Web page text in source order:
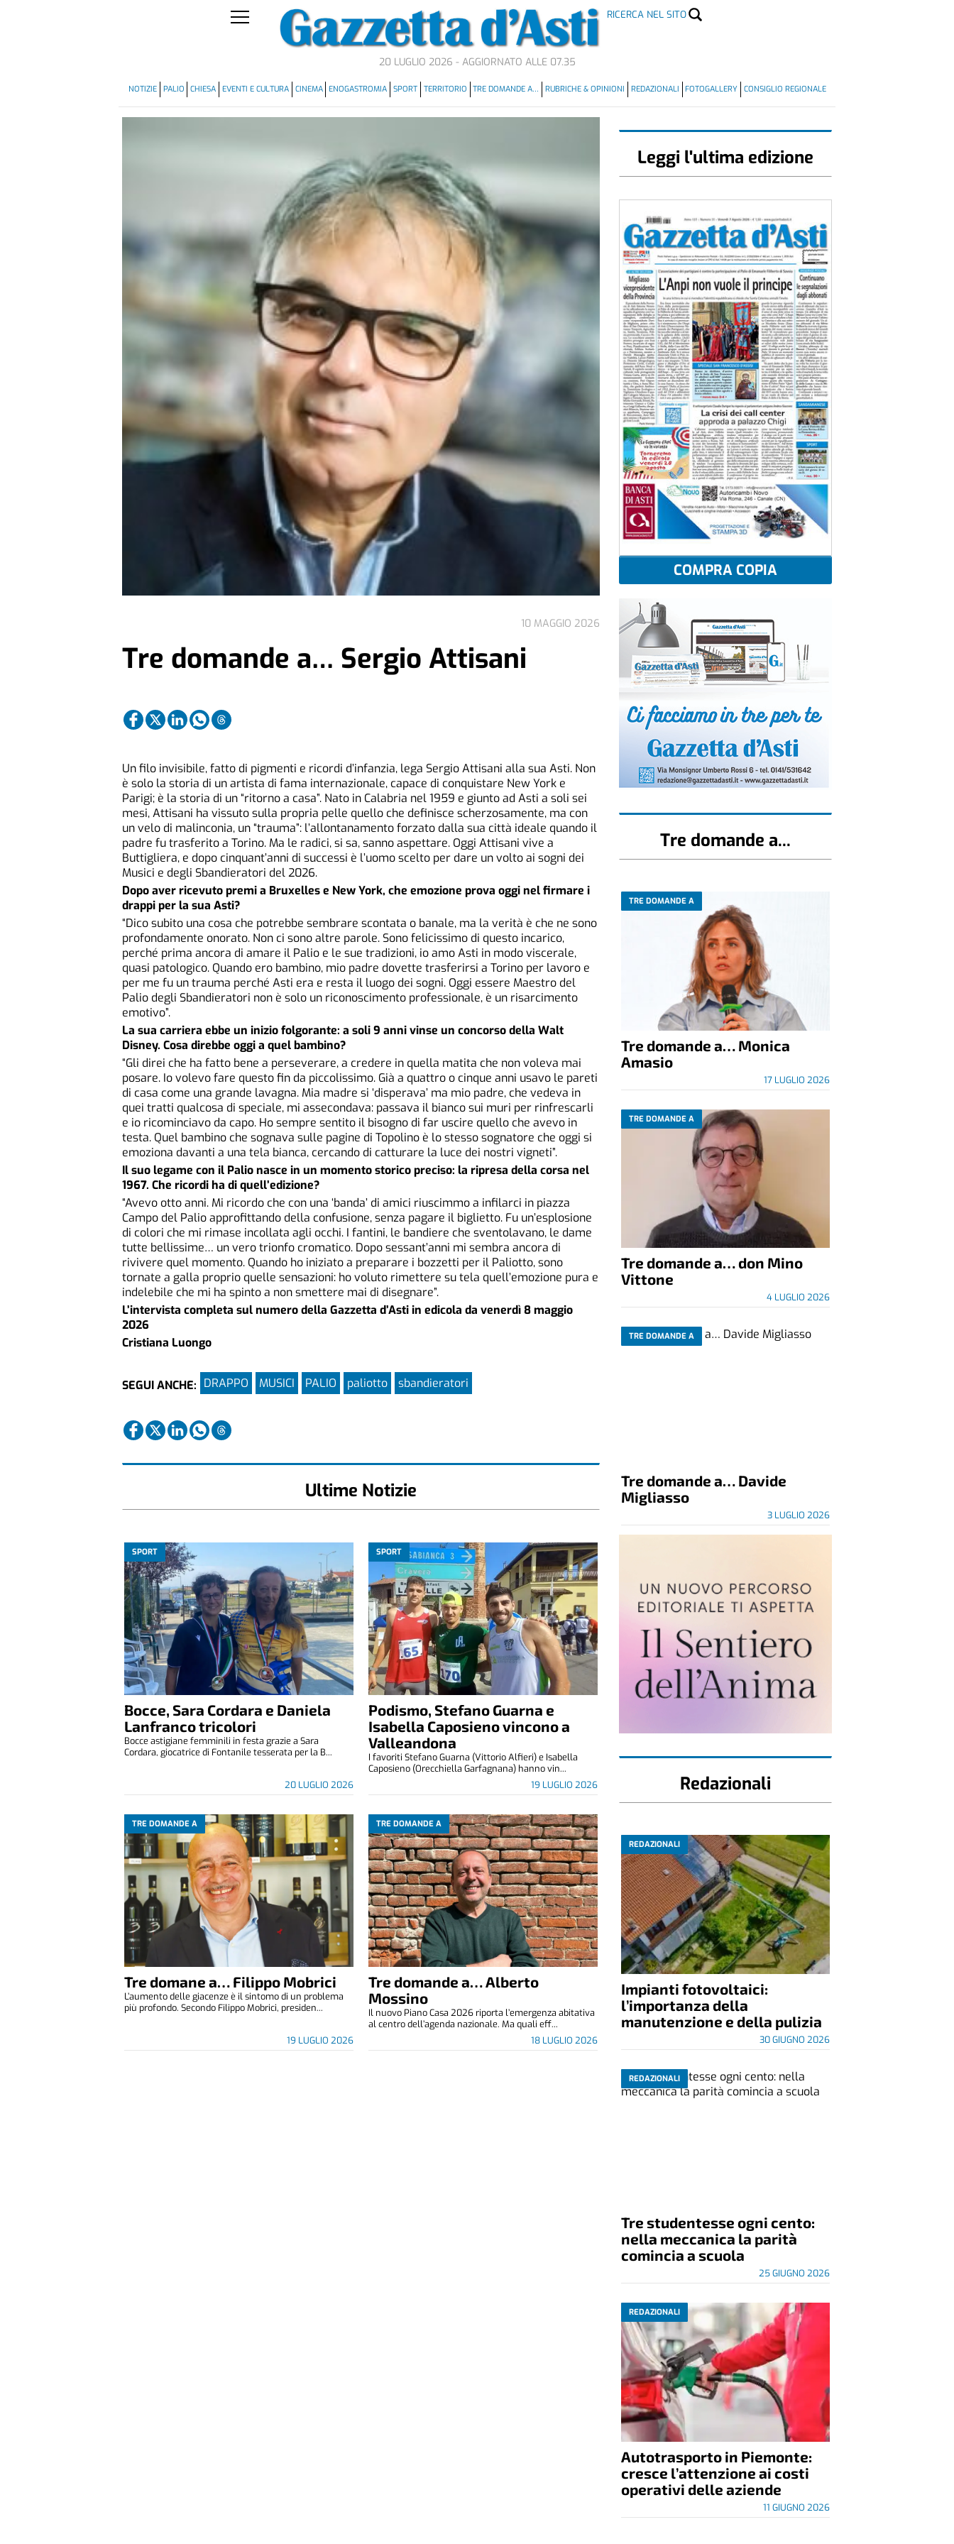
RICERCA NEL SITO
20 LUGLIO 2026 - AGGIORNATO ALLE 07.35
NOTIZIE PALIO CHIESA EVENTI E CULTURA CINEMA ENOGASTROMIA SPORT TERRITORIO TRE DOMANDE A… RUBRICHE & OPINIONI REDAZIONALI FOTOGALLERY CONSIGLIO REGIONALE
10 MAGGIO 2026
Tre domande a… Sergio Attisani
Un filo invisibile, fatto di pigmenti e ricordi d’infanzia, lega Sergio Attisani alla sua Asti. Non
è solo la storia di un artista di fama internazionale, capace di conquistare New York e
Parigi; è la storia di un “ritorno a casa”. Nato in Calabria nel 1959 e giunto ad Asti a soli sei
mesi, Attisani ha vissuto sulla propria pelle quello che definisce scherzosamente, ma con
un velo di malinconia, un “trauma”: l’allontanamento forzato dalla sua città ideale quando il
padre fu trasferito a Torino. Ma le radici, si sa, sanno aspettare. Oggi Attisani vive a
Buttigliera, e dopo cinquant’anni di successi è l’uomo scelto per dare un volto ai sogni dei
Musici e degli Sbandieratori del 2026.
Dopo aver ricevuto premi a Bruxelles e New York, che emozione prova oggi nel firmare i
drappi per la sua Asti?
“Dico subito una cosa che potrebbe sembrare scontata o banale, ma la verità è che ne sono
profondamente onorato. Non ci sono altre parole. Sono felicissimo di questo incarico,
perché prima ancora di amare il Palio e le sue tradizioni, io amo Asti in modo viscerale,
quasi patologico. Quando ero bambino, mio padre dovette trasferirsi a Torino per lavoro e
per me fu un trauma perché Asti era e resta il luogo dei sogni. Oggi essere Maestro del
Palio degli Sbandieratori non è solo un riconoscimento professionale, è un risarcimento
emotivo”.
La sua carriera ebbe un inizio folgorante: a soli 9 anni vinse un concorso della Walt
Disney. Cosa direbbe oggi a quel bambino?
“Gli direi che ha fatto bene a perseverare, a credere in quella matita che non voleva mai
posare. Io volevo fare questo fin da piccolissimo. Già a quattro o cinque anni usavo le pareti
di casa come una grande lavagna. Mia madre si ‘disperava’ ma mio padre, che vedeva in
quei tratti qualcosa di speciale, mi assecondava: passava il bianco sui muri per rinfrescarli
e io ricominciavo da capo. Ho sempre sentito il bisogno di far uscire quello che avevo in
testa. Quel bambino che sognava sulle pagine di Topolino è lo stesso sognatore che oggi si
emoziona davanti a una tela bianca, cercando di catturare la luce dei nostri vigneti”.
Il suo legame con il Palio nasce in un momento storico preciso: la ripresa della corsa nel
1967. Che ricordi ha di quell’edizione?
“Avevo otto anni. Mi ricordo che con una ‘banda’ di amici riuscimmo a infilarci in piazza
Campo del Palio approfittando della confusione, senza pagare il biglietto. Fu un’esplosione
di colori che mi rimase incollata agli occhi. I fantini, le bandiere che sventolavano, le dame
tutte bellissime… un vero trionfo cromatico. Dopo sessant’anni mi sembra ancora di
rivivere quel momento. Quando ho iniziato a preparare i bozzetti per il Paliotto, sono
tornate a galla proprio quelle sensazioni: ho voluto rimettere su tela quell’emozione pura e
indelebile che mi ha spinto a non smettere mai di disegnare”.
L’intervista completa sul numero della Gazzetta d’Asti in edicola da venerdì 8 maggio
2026
Cristiana Luongo
SEGUI ANCHE: DRAPPO MUSICI PALIO paliotto sbandieratori
Ultime Notizie
SPORT
Bocce, Sara Cordara e Daniela
Lanfranco tricolori
20 LUGLIO 2026
Bocce astigiane femminili in festa grazie a Sara
Cordara, giocatrice di Fontanile tesserata per la B...
SPORT
Podismo, Stefano Guarna e
Isabella Caposieno vincono a
Valleandona
19 LUGLIO 2026
I favoriti Stefano Guarna (Vittorio Alfieri) e Isabella
Caposieno (Orecchiella Garfagnana) hanno vin...
TRE DOMANDE A
Tre domane a… Filippo Mobrici
19 LUGLIO 2026
L’aumento delle giacenze è il sintomo di un problema
più profondo. Secondo Filippo Mobrici, presiden...
TRE DOMANDE A
Tre domande a… Alberto
Mossino
18 LUGLIO 2026
Il nuovo Piano Casa 2026 riporta l’emergenza abitativa
al centro dell’agenda nazionale. Ma quali eff...
Leggi l'ultima edizione
COMPRA COPIA
Tre domande a...
TRE DOMANDE A
Tre domande a… Monica
Amasio
17 LUGLIO 2026
TRE DOMANDE A
Tre domande a… don Mino
Vittone
4 LUGLIO 2026
TRE DOMANDE A
Tre domande a… Davide
Migliasso
3 LUGLIO 2026
Redazionali
REDAZIONALI
Impianti fotovoltaici:
l’importanza della
manutenzione e della pulizia
30 GIUGNO 2026
REDAZIONALI
Tre studentesse ogni cento:
nella meccanica la parità
comincia a scuola
25 GIUGNO 2026
REDAZIONALI
Autotrasporto in Piemonte:
cresce l’attenzione ai costi
operativi delle aziende
11 GIUGNO 2026